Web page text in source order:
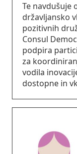
Te navdušuje
državljansko
pozitivnih
Consul
podpira
za
vodila
dostopne in